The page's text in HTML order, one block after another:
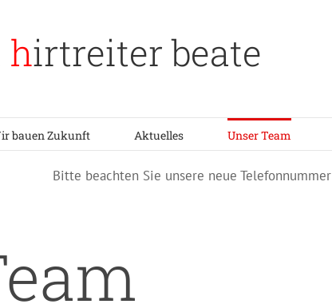
hirtreiter beate
bauen Zukunft Aktuelles Unser Team
Bitte beachten Sie unsere neue Telefonnummer